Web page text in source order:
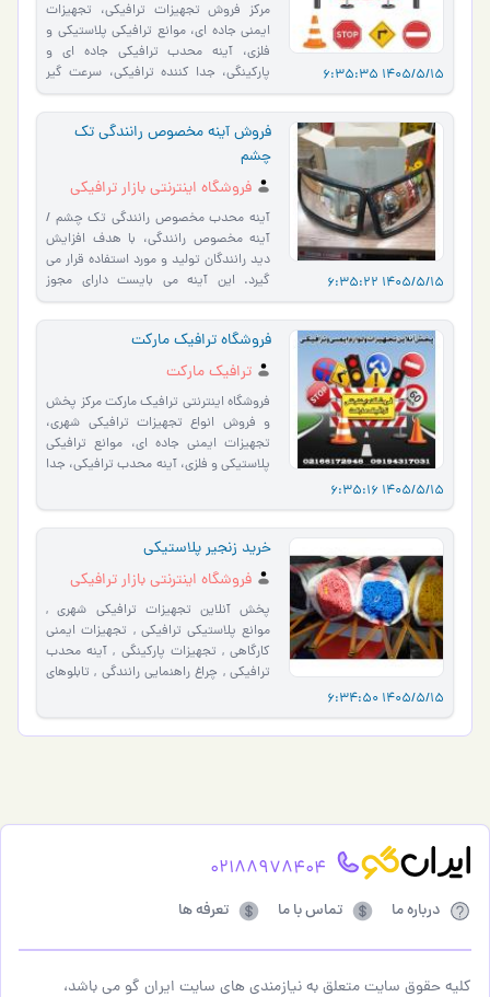
1405/5/15 6:35:35
مرکز فروش تجهیزات ترافیکی، تجهیزات
ایمنی جاده ای، موانع ترافیکی پلاستیکی و
فلزی، آینه محدب ترافیکی جاده ای و
پارکینگی، جدا کننده ترافیکی، سرعت گیر
ترافیکی لاستیکی �…
1405/5/15 6:35:22
فروش آینه مخصوص رانندگی تک
چشم
فروشگاه اینترنتی بازار ترافیکی
آینه محدب مخصوص رانندگی تک چشم /
آینه مخصوص رانندگی، با هدف افزایش
دید رانندگان تولید و مورد استفاده قرار می
گیرد. این آینه می بایست دارای مجوز
سازمان راهنمایی و رانن�…
1405/5/15 6:35:16
فروشگاه ترافیک مارکت
ترافیک مارکت
فروشگاه اینترنتی ترافیک مارکت مرکز پخش
و فروش انواع تجهیزات ترافیکی شهری،
تجهیزات ایمنی جاده ای، موانع ترافیکی
پلاستیکی و فلزی، آینه محدب ترافیکی، جدا
1405/5/15 6:34:50
خرید زنجیر پلاستیکی
فروشگاه اینترنتی بازار ترافیکی
پخش آنلاین تجهیزات ترافیکی شهری ,
موانع پلاستیکی ترافیکی , تجهیزات ایمنی
کارگاهی , تجهیزات پارکینگی , آینه محدب
ترافیکی , چراغ راهنمایی رانندگی , تابلوهای
02188978404
درباره ما تماس با ما تعرفه ها
کلیه حقوق سایت متعلق به نیازمندی های سایت ایران گو می باشد،